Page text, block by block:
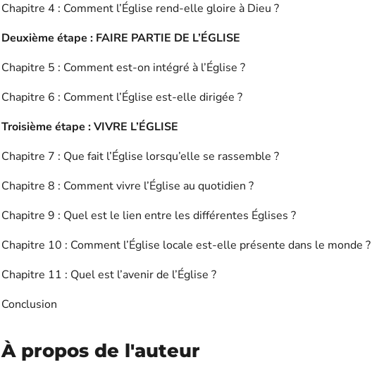
Chapitre 4 : Comment l’Église rend-elle gloire à Dieu ?
Deuxième étape : FAIRE PARTIE DE L’ÉGLISE
Chapitre 5 : Comment est-on intégré à l’Église ?
Chapitre 6 : Comment l’Église est-elle dirigée ?
Troisième étape : VIVRE L’ÉGLISE
Chapitre 7 : Que fait l’Église lorsqu’elle se rassemble ?
Chapitre 8 : Comment vivre l’Église au quotidien ?
Chapitre 9 : Quel est le lien entre les différentes Églises ?
Chapitre 10 : Comment l’Église locale est-elle présente dans le monde ?
Chapitre 11 : Quel est l’avenir de l’Église ?
Conclusion
À propos de l'auteur